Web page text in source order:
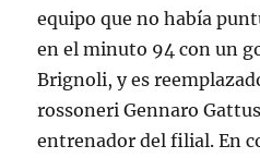
equipo que no había
en el minuto 94 con un
Brignoli, y es
rossoneri Gennaro
entrenador del filial. En